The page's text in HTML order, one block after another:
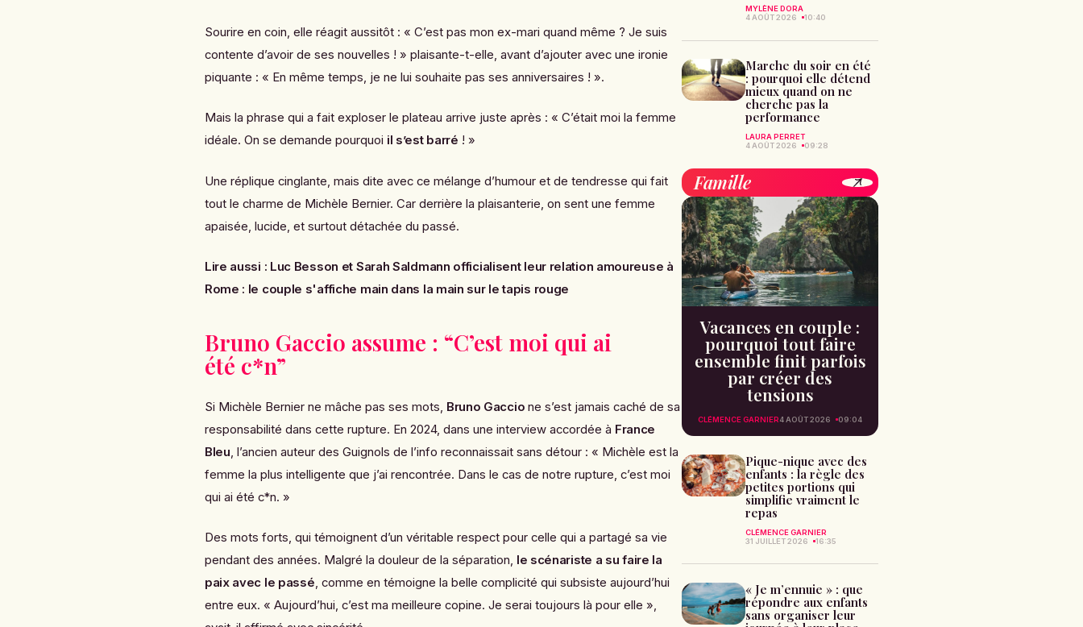
Sourire en coin, elle réagit aussitôt : « C’est pas mon ex-mari quand même ? Je suis
contente d’avoir de ses nouvelles ! » plaisante-t-elle, avant d’ajouter avec une ironie
piquante : « En même temps, je ne lui souhaite pas ses anniversaires ! ».
Mais la phrase qui a fait exploser le plateau arrive juste après : « C’était moi la femme
idéale. On se demande pourquoi il s’est barré ! »
Une réplique cinglante, mais dite avec ce mélange d’humour et de tendresse qui fait
tout le charme de Michèle Bernier. Car derrière la plaisanterie, on sent une femme
apaisée, lucide, et surtout détachée du passé.
Lire aussi : Luc Besson et Sarah Saldmann officialisent leur relation amoureuse à
Rome : le couple s'affiche main dans la main sur le tapis rouge
Bruno Gaccio assume : “C’est moi qui ai
été c*n”
Si Michèle Bernier ne mâche pas ses mots, Bruno Gaccio ne s’est jamais caché de sa
responsabilité dans cette rupture. En 2024, dans une interview accordée à France
Bleu , l’ancien auteur des Guignols de l’info reconnaissait sans détour : « Michèle est la
femme la plus intelligente que j’ai rencontrée. Dans le cas de notre rupture, c’est moi
qui ai été c*n. »
Des mots forts, qui témoignent d’un véritable respect pour celle qui a partagé sa vie
pendant des années. Malgré la douleur de la séparation, le scénariste a su faire la
paix avec le passé, comme en témoigne la belle complicité qui subsiste aujourd’hui
entre eux. « Aujourd’hui, c’est ma meilleure copine. Je serai toujours là pour elle »,
MYLÈNE DORA
4 AOÛT 2026
10:40
Marche du soir en été
: pourquoi elle détend
mieux quand on ne
cherche pas la
performance
LAURA PERRET
4 AOÛT 2026
09:28
Famille
Vacances en couple :
pourquoi tout faire
ensemble finit parfois
par créer des
tensions
CLÉMENCE GARNIER4 AOÛT 2026 09:04
Pique-nique avec des
enfants : la règle des
petites portions qui
simplifie vraiment le
repas
CLÉMENCE GARNIER
31 JUILLET 2026
16:35
« Je m’ennuie » : que
répondre aux enfants
sans organiser leur